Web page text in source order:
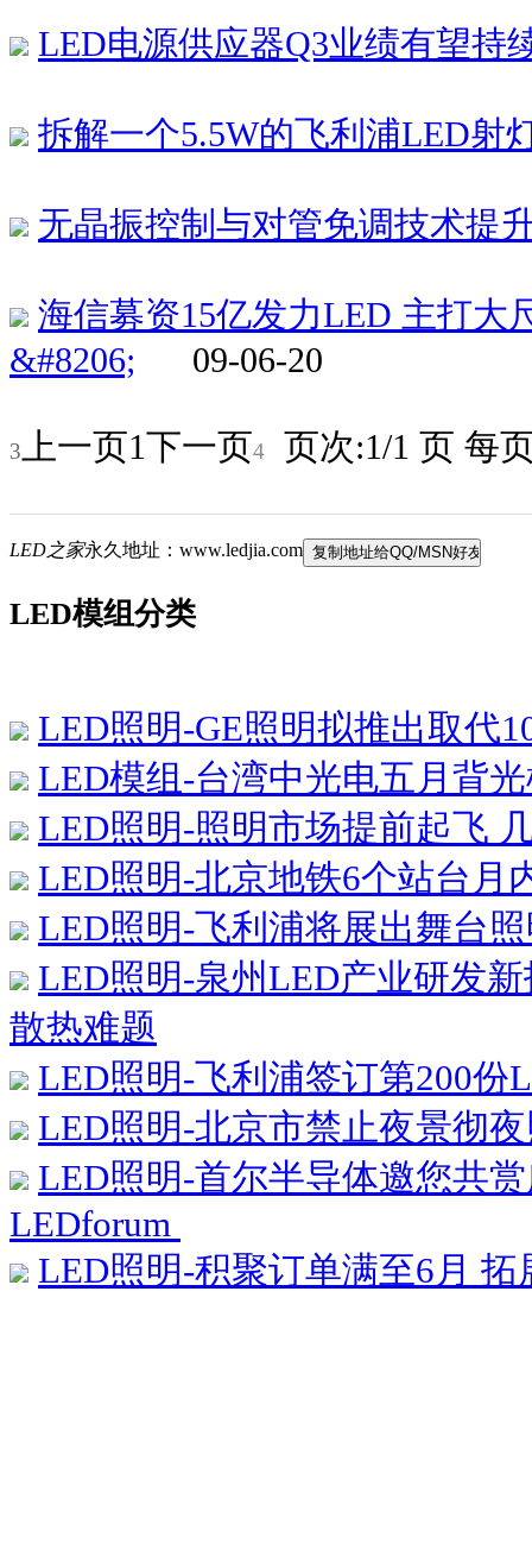
LED电源供应器Q3业绩有望持
拆解一个5.5W的飞利浦LED射
无晶振控制与对管免调技术提
海信募资15亿发力LED 主打大
&#8206;
09-06-20
3上一页1下一页4 页次:1/1 页 每
LED之家永久地址：www.ledjia.com
LED模组分类
LED照明-GE照明拟推出取代
LED模组-台湾中光电五月背
LED照明-照明市场提前起飞
LED照明-北京地铁6个站台月
LED照明-飞利浦将展出舞台
LED照明-泉州LED产业研发
散热难题
LED照明-飞利浦签订第200份
LED照明-北京市禁止夜景彻
LED照明-首尔半导体邀您共
LEDforum
LED照明-积聚订单满至6月